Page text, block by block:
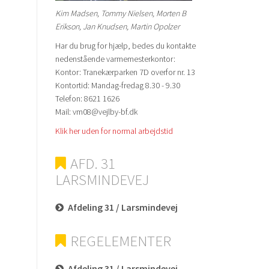
Kim Madsen, Tommy Nielsen, Morten B
Erikson, Jan Knudsen, Martin Opolzer
Har du brug for hjælp, bedes du kontakte
nedenstående varmemesterkontor:
Kontor: Tranekærparken 7D overfor nr. 13
Kontortid: Mandag-fredag 8.30 - 9.30
Telefon: 8621 1626
Mail: vm08@vejlby-bf.dk
Klik her uden for normal arbejdstid
AFD. 31
LARSMINDEVEJ
Afdeling 31 / Larsmindevej
REGELEMENTER